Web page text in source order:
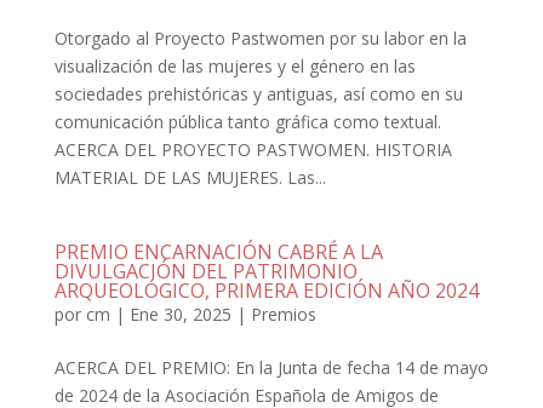
Otorgado al Proyecto Pastwomen por su labor en la
visualización de las mujeres y el género en las
sociedades prehistóricas y antiguas, así como en su
comunicación pública tanto gráfica como textual.
ACERCA DEL PROYECTO PASTWOMEN. HISTORIA
MATERIAL DE LAS MUJERES. Las...
PREMIO ENCARNACIÓN CABRÉ A LA
DIVULGACIÓN DEL PATRIMONIO
ARQUEOLÓGICO, PRIMERA EDICIÓN AÑO 2024
por cm | Ene 30, 2025 | Premios
ACERCA DEL PREMIO: En la Junta de fecha 14 de mayo
de 2024 de la Asociación Española de Amigos de